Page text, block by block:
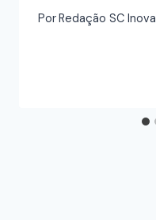
Por Redação SC Inova